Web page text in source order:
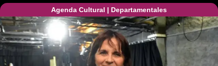
Agenda Cultural | Departamentales